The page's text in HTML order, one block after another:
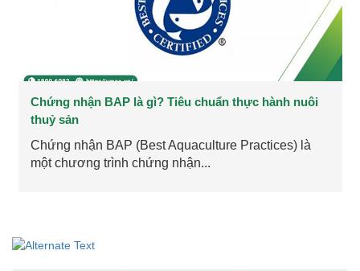
Chứng nhận BAP là gì? Tiêu chuẩn thực hành nuôi
thuỷ sản
Chứng nhận BAP (Best Aquaculture Practices) là
một chương trình chứng nhận...